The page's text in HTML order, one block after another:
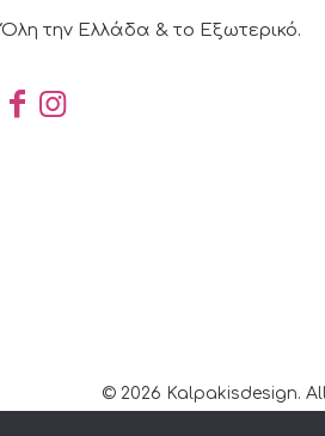
Όλη την Ελλάδα & το Εξωτερικό.
© 2026 Kalpakisdesign.